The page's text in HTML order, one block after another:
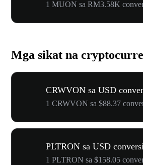
1 MUON sa RM3.58K
Mga sikat na
CRWVON sa USD
1 CRWVON sa $88.37
PLTRON sa USD
1 PLTRON sa $158.05